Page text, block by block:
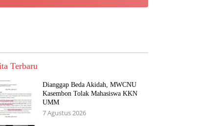
Terbaru
Dianggap Beda Akidah, MWCNU
Kasembon Tolak Mahasiswa KKN
UMM
7 Agustus 2026